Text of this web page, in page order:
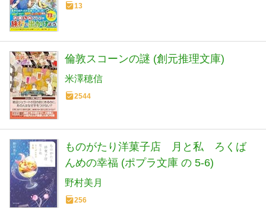
13
倫敦スコーンの謎 (創元推理文庫)
米澤穂信
2544
ものがたり洋菓子店 月と私 ろくば
んめの幸福 (ポプラ文庫 の 5-6)
野村美月
256